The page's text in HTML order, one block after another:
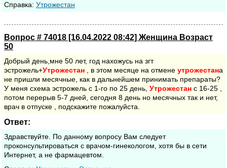
Cправка: Утрожестан
Вопрос # 74018 [16.04.2022 08:42] Женщина Возраст
50
Добрый день,мне 50 лет, год нахожусь на згт
эстрожель+Утрожестан , в этом месяце на отмене утрожестана
не пришли месячные, как в дальнейшем принимать препараты?
У меня схема эстрожель с 1-го по 25 день, Утрожестан с 16-25 ,
потом перерыв 5-7 дней, сегодня 8 день но месячных так и нет,
врач в отпуске , подскажите пожалуйста.
Ответ:
Здравствуйте. По данному вопросу Вам следует
проконсультироваться с врачом-гинекологом, хотя бы в сети
Интернет, а не фармацевтом.